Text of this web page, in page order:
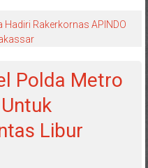
Hadiri Rakerkornas APINDO
Polda Metro
Libur